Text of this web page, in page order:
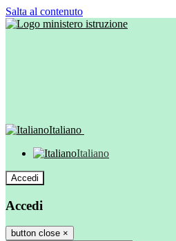
Salta al contenuto
Italiano
Italiano
Accedi
Accedi
button close ×